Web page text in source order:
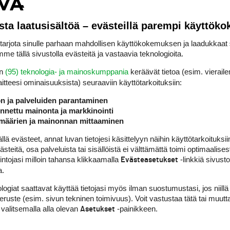
pelaajaa on kolmen lyönnin sisällä
taistelu EM-mitaleista.
löysää ei saa antaa huomenna, vaan
kierros ja katsoa, mihin se riittää”, Texas
alla olevansa valmis kamppailemaan
maailman arvostetuimpiin kuuluvassa
kolmannelle reikäpelikierrokselle eli 16
tuloksen, 70, pelannut Saksan Finn
(-3). Jälkimmäinen on rankattu
yhdeksän.
laatusisältöä – evästeillä parempi
sinulle parhaan mahdollisen käyttökokemuksen ja laadukkaat
tällä sivustolla evästeitä ja vastaavia teknologioita.
(95) teknologia- ja mainoskumppania keräävät tietoa (esim.
ominaisuuk­sista) seuraaviin käyttötarkoituksiin:
ja palveluiden parantaminen
mainonta ja markkinointi
ja mainonnan mittaaminen
evästeet, annat luvan tietojesi käsittelyyn näihin
osa palveluista tai sisällöistä ei välttämättä toimi
milloin tahansa klikkaamalla Evästeasetukset -linkkiä
saattavat käyttää tietojasi myös ilman suostumustasi, jos
(esim. sivun tekninen toimivuus). Voit vastustaa tätä tai
alla olevan Asetukset -painikkeen.